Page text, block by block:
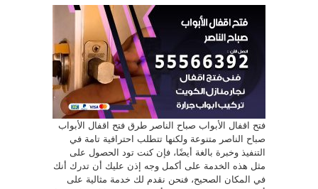
فتح اقفال الأبواب صباح الناصر طرق فتح اقفال الأبواب
صباح الناصر متنوعة ولكنها تتطلب احترافية تامة في
التنفيذ وخبرة بالغة أيضًا، فإن كنت تود الحصول على
مثل هذه الخدمة على أكمل وجه إذن عليك أن تدرك أنك
في المكان الصحيح، فنحن نقدم لك خدمة مثالية على